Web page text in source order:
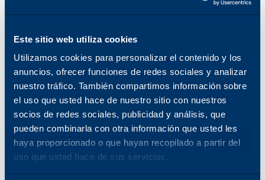
Este sitio web utiliza cookies
Utilizamos cookies para personalizar el contenido y los
anuncios, ofrecer funciones de redes sociales y analizar
nuestro tráfico. También compartimos información sobre
el uso que usted hace de nuestro sitio con nuestros
socios de redes sociales, publicidad y análisis, que
pueden combinarla con otra información que usted les
haya proporcionado o que hayan recopilado a partir del
uso que usted hace de sus servicios.
Arivia, su primera línea de equipos
multifunción. Katun cuenta con más de 45
años de experiencia en el sector de la
tecnología de oficina y presta servicio a
aproximadamente 8.000 socios
distribuidores y distribuidores en todo el
mundo. Aprovechando su amplia
experiencia en el sector, Katun tiene como
objetivo ofrecer a sus clientes "Success
Made Simple", ofreciendo productos y